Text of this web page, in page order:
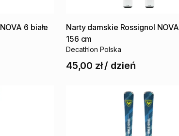
NOVA 6 białe
Narty damskie Rossignol NOVA
156 cm
Decathlon Polska
45,00 zł/ dzień